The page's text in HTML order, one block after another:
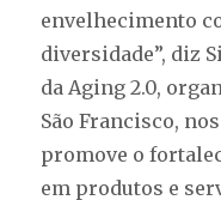
envelhecimento
diversidade”, diz
da Aging 2.0,
São Francisco,
promove o
em produtos e